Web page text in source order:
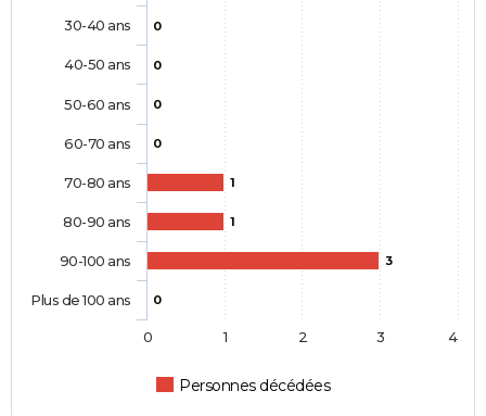
0
0
0
0
1
1
3
0
Personnes décédées
30-40 ans
40-50 ans
50-60 ans
60-70 ans
70-80 ans
80-90 ans
90-100 ans
Plus de 100 ans
0 1 2 3 4